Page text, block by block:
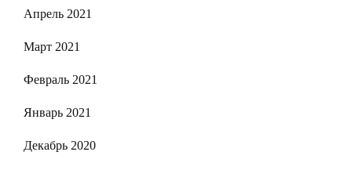
Апрель 2021
Март 2021
Февраль 2021
Январь 2021
Декабрь 2020